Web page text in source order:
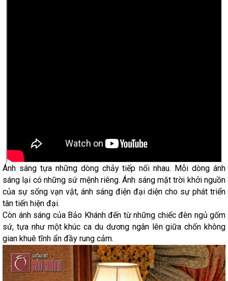
Ánh sáng tựa những dòng chảy tiếp nối nhau. Mỗi dòng ánh
sáng lại có những sứ mệnh riêng. Ánh sáng mặt trời khởi nguồn
của sự sống vạn vật, ánh sáng điện đại diện cho sự phát triển
tân tiến hiện đại.
Còn ánh sáng của Bảo Khánh đến từ những chiếc đèn ngủ gốm
sứ, tựa như một khúc ca du dương ngân lên giữa chốn không
gian khuê tĩnh ẩn đầy rung cảm.